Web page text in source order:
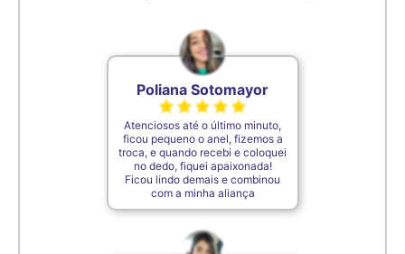
Poliana Sotomayor
Atenciosos até o último minuto,
ficou pequeno o anel, fizemos a
troca, e quando recebi e coloquei
no dedo, fiquei apaixonada!
Ficou lindo demais e combinou
com a minha aliança